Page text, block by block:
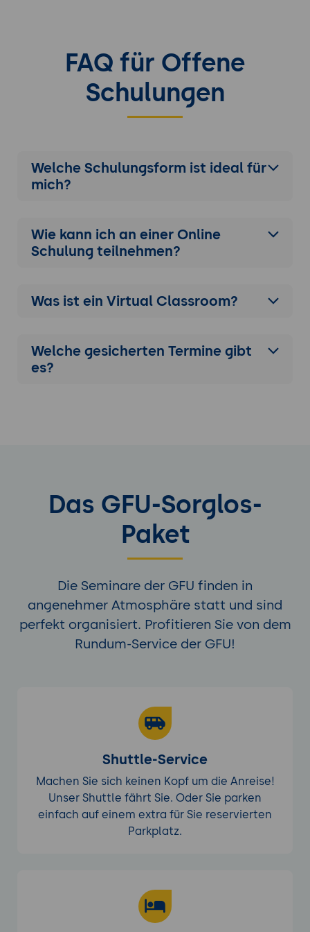
FAQ für Offene
Schulungen
Welche Schulungsform ist ideal für
mich?
Wie kann ich an einer Online
Schulung teilnehmen?
Was ist ein Virtual Classroom?
Welche gesicherten Termine gibt
es?
Das GFU-Sorglos-
Paket
Die Seminare der GFU finden in
angenehmer Atmosphäre statt und sind
perfekt organisiert. Profitieren Sie von dem
Rundum-Service der GFU!
Shuttle-Service
Machen Sie sich keinen Kopf um die Anreise!
Unser Shuttle fährt Sie. Oder Sie parken
einfach auf einem extra für Sie reservierten
Parkplatz.